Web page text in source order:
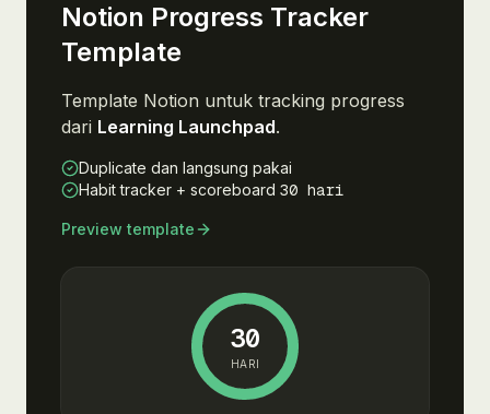
Notion Progress Tracker
Template
Template Notion untuk tracking progress
dari Learning Launchpad.
Duplicate dan langsung pakai
Habit tracker + scoreboard 30 hari
Preview template
30
HARI